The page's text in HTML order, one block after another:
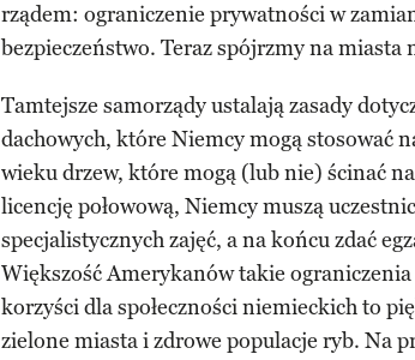
rządem: ograniczenie prywatności w
bezpieczeństwo. Teraz spójrzmy na miasta
Tamtejsze samorządy ustalają zasady
dachowych, które Niemcy mogą stosować
wieku drzew, które mogą (lub nie) ścinać
licencję połowową, Niemcy muszą
specjalistycznych zajęć, a na końcu zdać
Większość Amerykanów takie
korzyści dla społeczności niemieckich to
zielone miasta i zdrowe populacje ryb. Na